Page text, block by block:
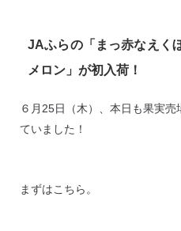
JAふらの「まっ赤なえく
メロン」が初入荷！
６月25日（木）、本日も果実
ていました！
まずはこちら。